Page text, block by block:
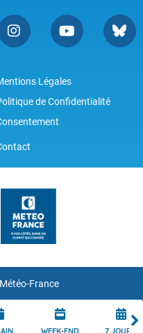
WEEK-END 7 JOURS
Légales
de Confidentialité
Météo-France